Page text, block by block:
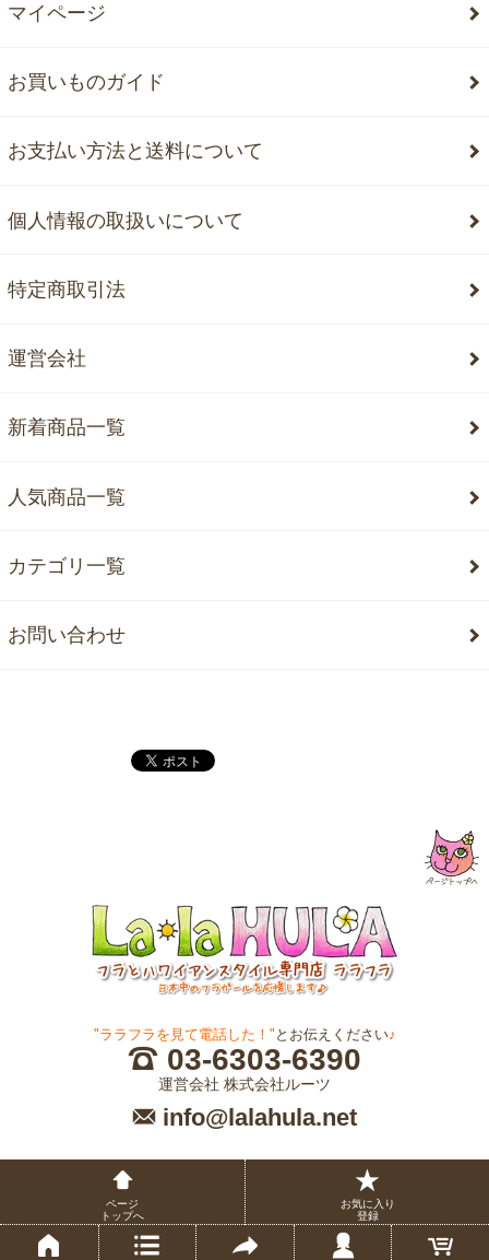
マイページ
お買いものガイド
お支払い方法と送料について
個人情報の取扱いについて
特定商取引法
運営会社
新着商品一覧
人気商品一覧
カテゴリ一覧
お問い合わせ
"ララフラを見て電話した！" とお伝えください♪
03-6303-6390
運営会社 株式会社ルーツ
info@lalahula.net
ページ
トップへ
お気に入り
登録